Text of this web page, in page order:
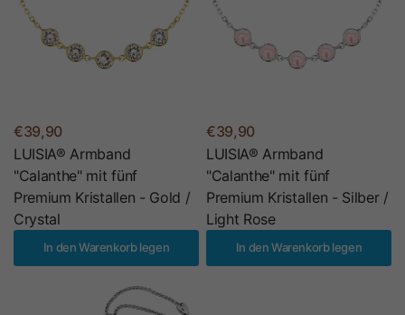
€39,90
LUISIA® Armband
"Calanthe" mit fünf
Premium Kristallen - Gold /
Crystal
In den Warenkorb legen
€39,90
LUISIA® Armband
"Calanthe" mit fünf
Premium Kristallen - Silber /
Light Rose
In den Warenkorb legen